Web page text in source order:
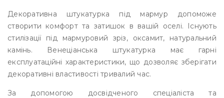
Декоративна штукатурка під мармур допоможе
створити комфорт та затишок в вашій оселі. Існують
стилізації під мармуровий зріз, оксамит, натуральний
камінь. Венеціанська штукатурка має гарні
експлуатаційні характеристики, що дозволяє зберігати
декоративні властивості тривалий час.
За допомогою досвідченого спеціаліста та